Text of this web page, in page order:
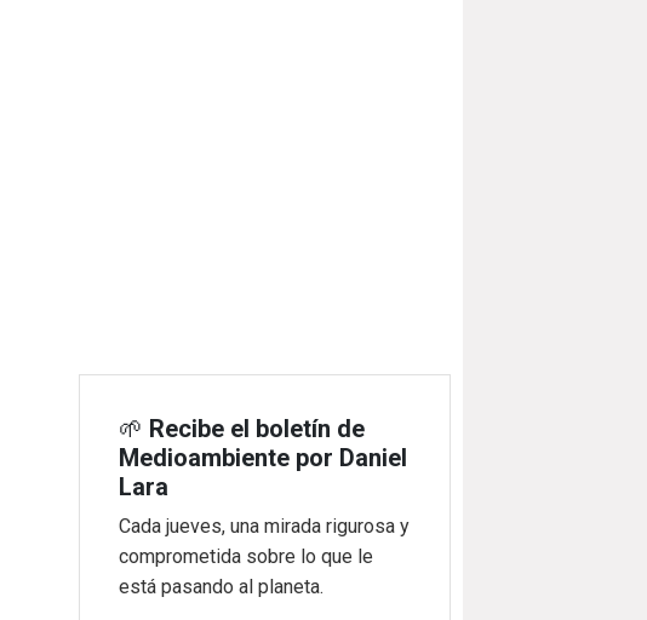
🌱 Recibe el boletín de
Medioambiente por Daniel
Lara
Cada jueves, una mirada rigurosa y
comprometida sobre lo que le
está pasando al planeta.